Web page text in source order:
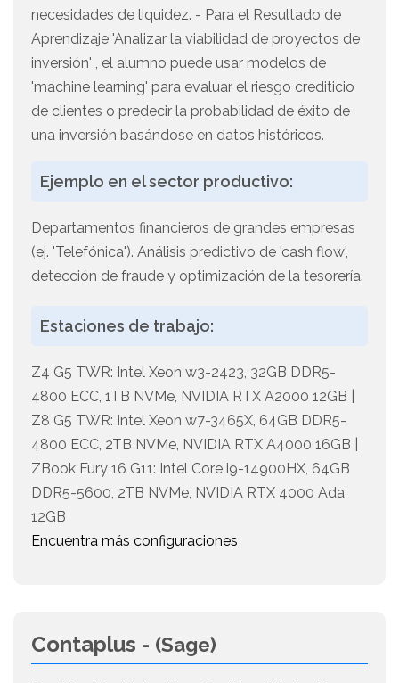
necesidades de liquidez. - Para el Resultado de
Aprendizaje 'Analizar la viabilidad de proyectos de
inversión' , el alumno puede usar modelos de
'machine learning' para evaluar el riesgo crediticio
de clientes o predecir la probabilidad de éxito de
una inversión basándose en datos históricos.
Ejemplo en el sector productivo:
Departamentos financieros de grandes empresas
(ej. 'Telefónica'). Análisis predictivo de 'cash flow',
detección de fraude y optimización de la tesorería.
Estaciones de trabajo:
Z4 G5 TWR: Intel Xeon w3-2423, 32GB DDR5-
4800 ECC, 1TB NVMe, NVIDIA RTX A2000 12GB |
Z8 G5 TWR: Intel Xeon w7-3465X, 64GB DDR5-
4800 ECC, 2TB NVMe, NVIDIA RTX A4000 16GB |
ZBook Fury 16 G11: Intel Core i9-14900HX, 64GB
DDR5-5600, 2TB NVMe, NVIDIA RTX 4000 Ada
12GB
Encuentra más configuraciones
Contaplus - (Sage)